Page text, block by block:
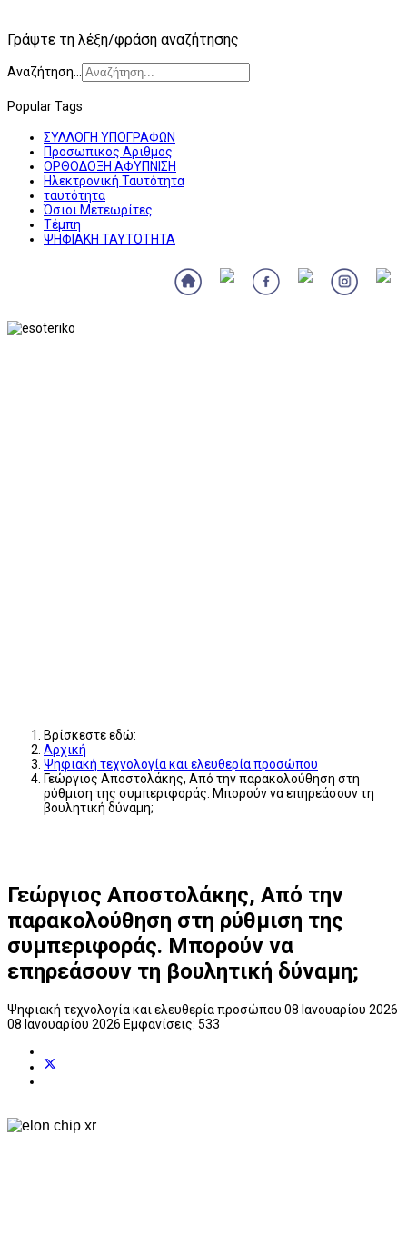
Γράψτε τη λέξη/φράση αναζήτησης
Αναζήτηση...
Popular Tags
ΣΥΛΛΟΓΗ ΥΠΟΓΡΑΦΩΝ
Προσωπικος Αριθμος
ΟΡΘΟΔΟΞΗ ΑΦΥΠΝΙΣΗ
Ηλεκτρονική Ταυτότητα
ταυτότητα
Όσιοι Μετεωρίτες
Τέμπη
ΨΗΦΙΑΚΗ ΤΑΥΤΟΤΗΤΑ
Βρίσκεστε εδώ:
Αρχική
Ψηφιακή τεχνολογία και ελευθερία προσώπου
Γεώργιος Αποστολάκης, Από την παρακολούθηση στη
ρύθμιση της συμπεριφοράς. Μπορούν να επηρεάσουν τη
βουλητική δύναμη;
Γεώργιος Αποστολάκης, Από την
παρακολούθηση στη ρύθμιση της
συμπεριφοράς. Μπορούν να
επηρεάσουν τη βουλητική δύναμη;
Ψηφιακή τεχνολογία και ελευθερία προσώπου 08 Ιανουαρίου 2026
08 Ιανουαρίου 2026 Εμφανίσεις: 533